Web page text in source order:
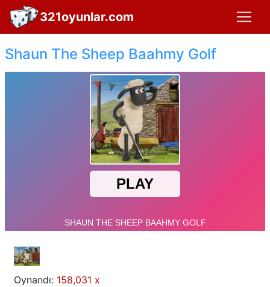
321oyunlar.com
Shaun The Sheep Baahmy Golf
Oynandı: 158,031 x